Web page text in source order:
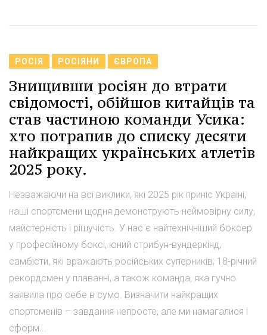
РОСІЯ РОСІЯНИ ЄВРОПА
Знищивши росіян до втрати
свідомості, обійшов китайців та
став частиною команди Усика:
хто потрапив до списку десяти
найкращих українських атлетів
2025 року.
Незважаючи на всі виклики, які 2025 рік приніс Україні,
наші спортсмени щодня демонструють неймовірну силу,
майстерність і рішучість. У нас є найтехнічніший боксер
у професійному боксі, юний стрибун-вундеркінд,
самбісти, які вражають російських суперників, 18-річний
рекордсмен у плаванні, а також команда, яка гучно
заявила про себе в сумо. Визначити найкращих
спортсменів – завдання непросте, але ми намагалися і
сформ...